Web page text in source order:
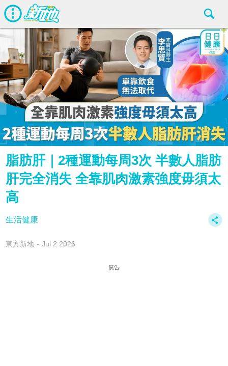
脂肪肝｜2種運動每周3次 半數人脂肪
肝完全消失 全靠肌肉激素強度毋須太
高
生活健康
東方新地 Jul 2 2026
廣告